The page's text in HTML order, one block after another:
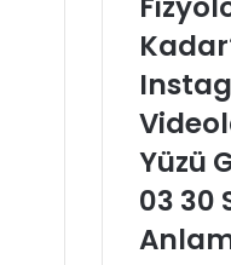
Yüzü
03 30